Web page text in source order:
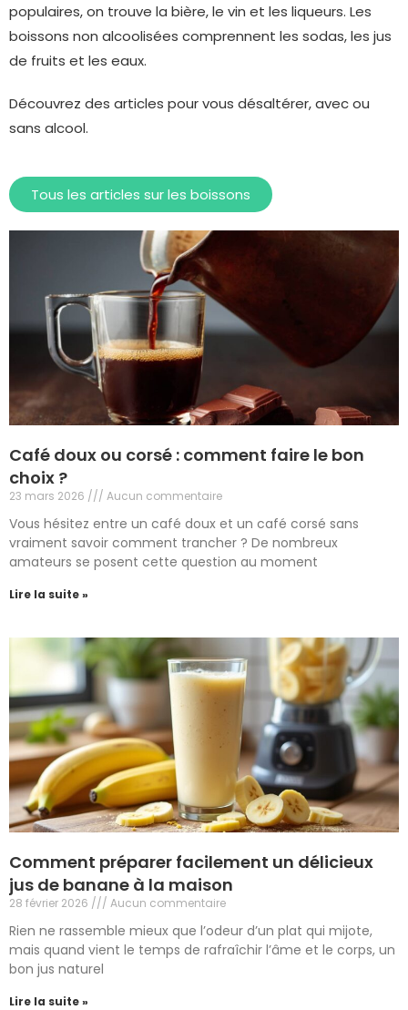
populaires, on trouve la bière, le vin et les liqueurs. Les
boissons non alcoolisées comprennent les sodas, les jus
de fruits et les eaux.
Découvrez des articles pour vous désaltérer, avec ou
sans alcool.
Tous les articles sur les boissons
Café doux ou corsé : comment faire le bon
choix ?
23 mars 2026 Aucun commentaire
Vous hésitez entre un café doux et un café corsé sans
vraiment savoir comment trancher ? De nombreux
amateurs se posent cette question au moment
Lire la suite »
Comment préparer facilement un délicieux
jus de banane à la maison
28 février 2026 Aucun commentaire
Rien ne rassemble mieux que l’odeur d’un plat qui mijote,
mais quand vient le temps de rafraîchir l’âme et le corps, un
bon jus naturel
Lire la suite »